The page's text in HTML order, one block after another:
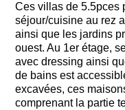
Ces villas de 5.5pces
séjour/cuisine au rez
ainsi que les jardins
ouest. Au 1er étage,
avec dressing ainsi
de bains est
excavées, ces
comprenant la partie